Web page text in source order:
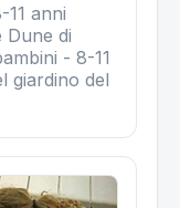
anni
Dune di
- 8-11
giardino del